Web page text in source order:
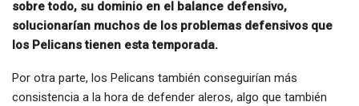
sobre todo, su dominio en el balance defensivo,
solucionarían muchos de los problemas defensivos que
los Pelicans tienen esta temporada.
Por otra parte, los Pelicans también conseguirían más
consistencia a la hora de defender aleros, algo que también